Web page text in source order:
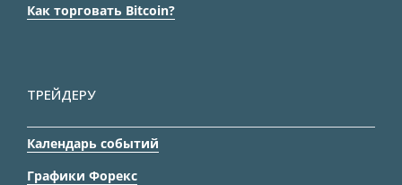
Как торговать Bitcoin?
ТРЕЙДЕРУ
Календарь событий
Графики Форекс